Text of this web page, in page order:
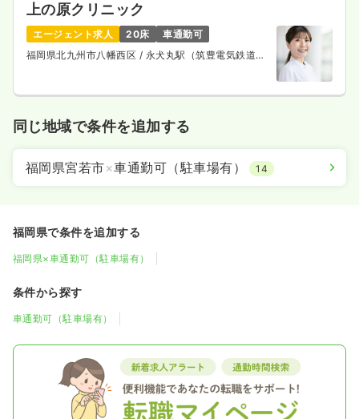
上の原クリニック
エージェント求人 20床
車通勤可
福岡県北九州市八幡西区 / 永犬丸駅（筑豊電気鉄道）
同じ地域で条件を追加する
福岡県宮若市×車通勤可（駐車場有） 14
福岡県で条件を追加する
福岡県×車通勤可（駐車場有）
条件から探す
車通勤可（駐車場有）